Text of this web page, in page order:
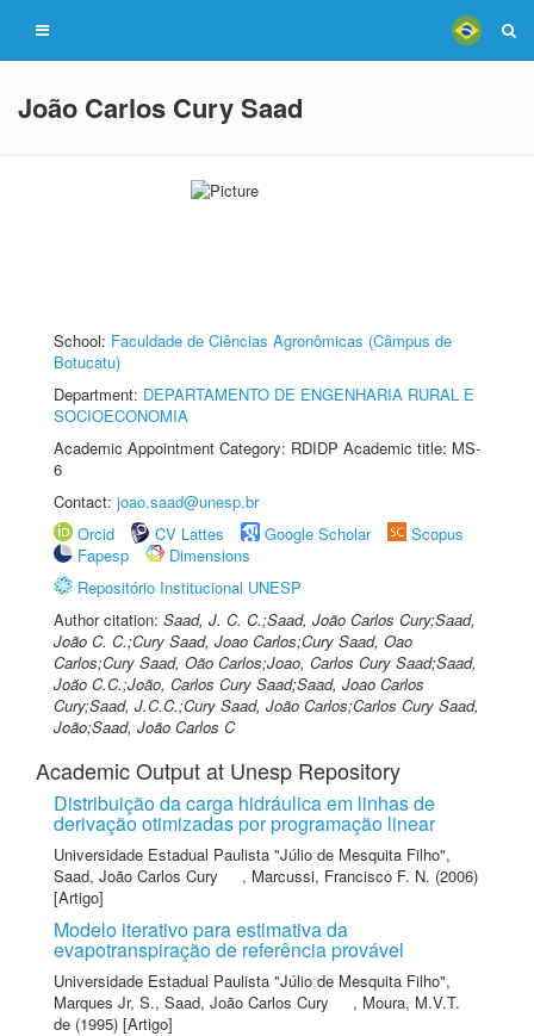
João Carlos Cury Saad
School: Faculdade de Ciências Agronômicas (Câmpus de
Botucatu)
Department: DEPARTAMENTO DE ENGENHARIA RURAL E
SOCIOECONOMIA
Academic Appointment Category: RDIDP Academic title: MS-
6
Contact: joao.saad@unesp.br
Orcid
CV Lattes Google Scholar
Scopus
Fapesp
Dimensions
Repositório Institucional UNESP
Author citation: Saad, J. C. C.;Saad, João Carlos Cury;Saad,
João C. C.;Cury Saad, Joao Carlos;Cury Saad, Oao
Carlos;Cury Saad, Oão Carlos;Joao, Carlos Cury Saad;Saad,
João C.C.;João, Carlos Cury Saad;Saad, Joao Carlos
Cury;Saad, J.C.C.;Cury Saad, João Carlos;Carlos Cury Saad,
João;Saad, João Carlos C
Academic Output at Unesp Repository
Distribuição da carga hidráulica em linhas de
derivação otimizadas por programação linear
Universidade Estadual Paulista "Júlio de Mesquita Filho",
Saad, João Carlos Cury
, Marcussi, Francisco F. N. (2006)
[Artigo]
Modelo iterativo para estimativa da
evapotranspiração de referência provável
Universidade Estadual Paulista "Júlio de Mesquita Filho",
Marques Jr, S., Saad, João Carlos Cury , Moura, M.V.T.
de (1995) [Artigo]